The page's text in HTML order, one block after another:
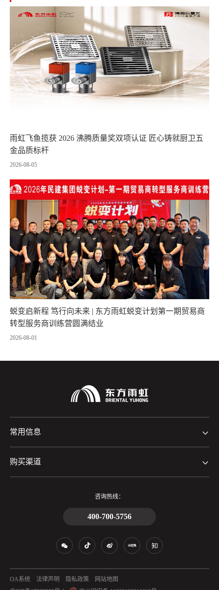
雨虹飞鱼揽获 2026 沸腾质量奖双项认证 匠心铸就厨卫五
金品质标杆
2026-08-05
蜕变启新程 笃行向未来 | 东方雨虹蜕变计划第一期贸易商
转型服务商训练营圆满结业
2026-08-01
常用信息
购买渠道
咨询热线：
400-700-5756
OA系统 法律声明 隐私政策 网站地图